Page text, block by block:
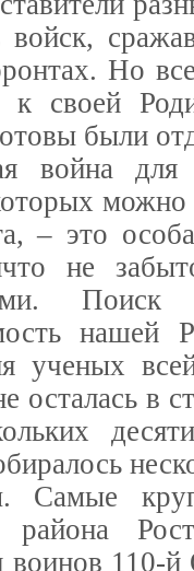
войск,
Но
своей
были
война
можно
– это
не
нашей
ученых
осталась в
Самые
воинов 110-